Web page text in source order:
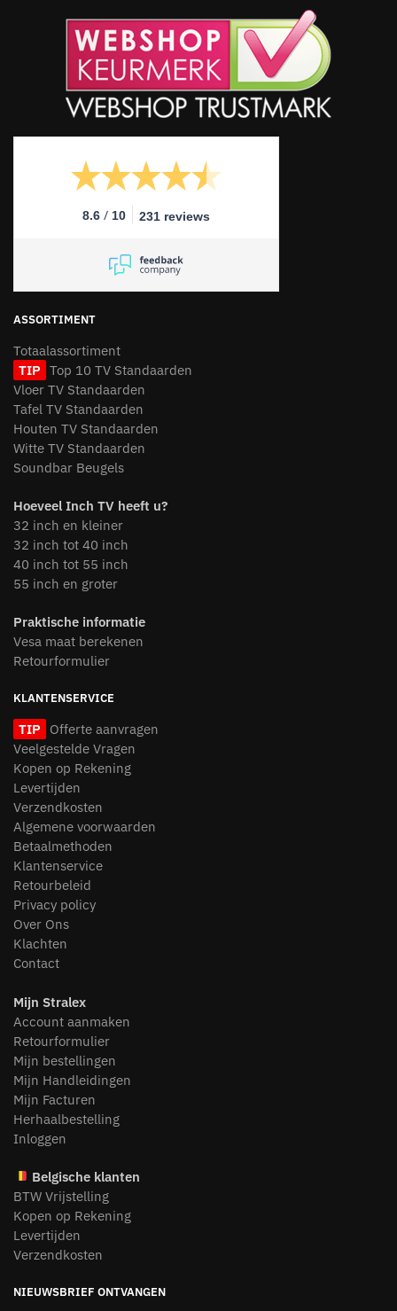
8.6 / 10 231 reviews
ASSORTIMENT
Totaalassortiment
TIP Top 10 TV Standaarden
Vloer TV Standaarden
Tafel TV Standaarden
Houten TV Standaarden
Witte TV Standaarden
Soundbar Beugels
Hoeveel Inch TV heeft u?
32 inch en kleiner
32 inch tot 40 inch
40 inch tot 55 inch
55 inch en groter
Praktische informatie
Vesa maat berekenen
Retourformulier
KLANTENSERVICE
TIP
Offerte aanvragen
Veelgestelde Vragen
Kopen op Rekening
Levertijden
Verzendkosten
Algemene voorwaarden
Betaalmethoden
Klantenservice
Retourbeleid
Privacy policy
Over Ons
Klachten
Contact
Mijn Stralex
Account aanmaken
Retourformulier
Mijn bestellingen
Mijn Handleidingen
Mijn Facturen
Herhaalbestelling
Inloggen
Belgische klanten
BTW Vrijstelling
Kopen op Rekening
Levertijden
Verzendkosten
NIEUWSBRIEF ONTVANGEN